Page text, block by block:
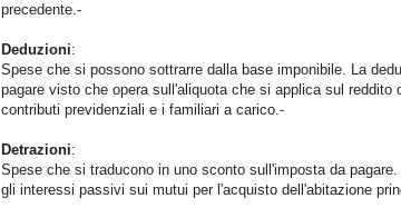
precedente.-
Deduzioni:
Spese che si possono sottrarre dalla base imponibile. La
pagare visto che opera sull'aliquota che si applica sul reddito
contributi previdenziali e i familiari a carico.-
Detrazioni:
Spese che si traducono in uno sconto sull'imposta da
gli interessi passivi sui mutui per l'acquisto dell'abitazione